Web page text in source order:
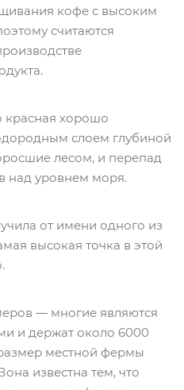
кофе с высоким
считаются
хорошо
слоем глубиной
лесом, и перепад
над уровнем моря.
от имени одного из
высокая точка в этой
— многие являются
и держат около 6000
местной фермы
известна тем, что